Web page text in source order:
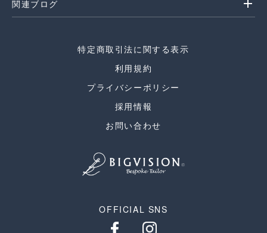
関連ブログ add
特定商取引法に関する表示
利用規約
プライバシーポリシー
採用情報
お問い合わせ
OFFICIAL SNS